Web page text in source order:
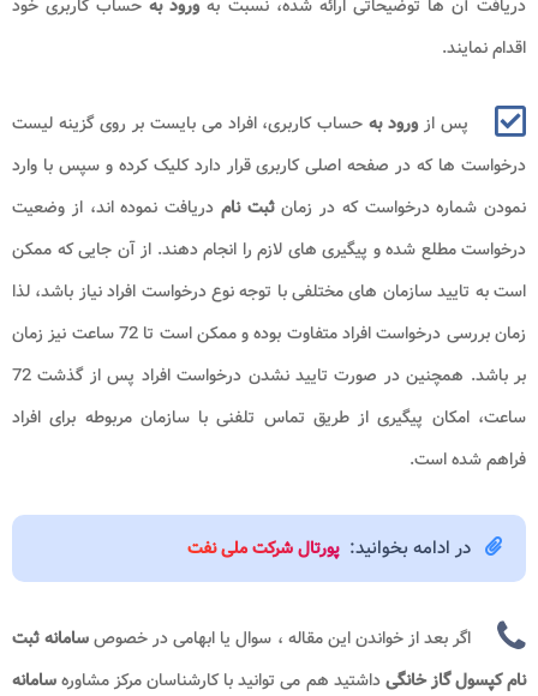
دریافت آن ها توضیحاتی ارائه شده، نسبت به ورود بهحساب کاربری خود
اقدام نمایند.
پس از ورود بهحساب کاربری، افراد می بایست بر روی گزینه لیست
درخواست ها که در صفحه اصلی کاربری قرار دارد کلیک کرده و سپس با وارد
نمودن شماره درخواست که در زمانثبت نام دریافت نموده اند، از وضعیت
درخواست مطلع شده و پیگیری های لازم را انجام دهند. از آن جایی که ممکن
است به تایید سازمان های مختلفی با توجه نوع درخواست افراد نیاز باشد، لذا
زمان بررسی درخواست افراد متفاوت بوده و ممکن است تا 72 ساعت نیز زمان
بر باشد. همچنین در صورت تایید نشدن درخواست افراد پس از گذشت 72
ساعت، امکان پیگیری از طریق تماس تلفنی با سازمان مربوطه برای افراد
فراهم شده است.
در ادامه بخوانید: پورتال شرکت ملی نفت
اگر بعد از خواندن این مقاله ، سوال یا ابهامی در خصوصسامانه ثبت
نام کپسول گاز خانگیداشتید هم می توانید با کارشناسان مرکز مشاورهسامانه